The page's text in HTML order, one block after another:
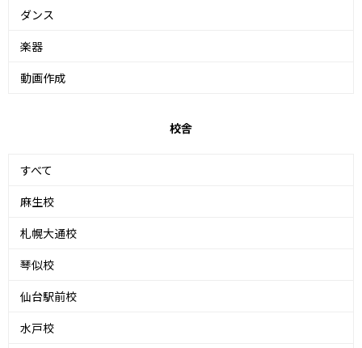
ダンス
楽器
動画作成
校舎
すべて
麻生校
札幌大通校
琴似校
仙台駅前校
水戸校